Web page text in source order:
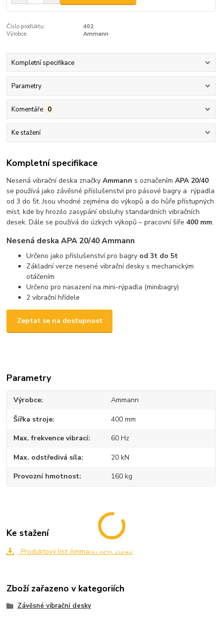
Číslo produktu:
402
Výrobce:
Ammann
Kompletní specifikace
Parametry
Komentáře 0
Ke stažení
Kompletní specifikace
Nesená vibrační deska značkyAmmann s označenímAPA 20/40
se používá jako závěsné příslušenství pro pásové bagry a rýpadla
od 3 do 5t. Jsou vhodné zejména do výkopů a do hůře přístupných
míst, kde by hrozilo zasypání obsluhy standardních vibračních
desek. Dále se používá do úzkých výkopů – pracovní šíře400 mm.
Nesená deska APA 20/40 Ammann
Určeno jako příslušenství pro bagry od 3t do 5t
Základní verze nesené vibrační desky s mechanickým
otáčením
Určeno pro nasazení na mini-rýpadla (minibagry)
2 vibrační hřídele
Zeptat se na dostupnost
Parametry
Výrobce Ammann
Šířka stroje 400 mm
Max. frekvence vibrací 60 Hz
Max. odstředivá síla 20 kN
Provozní hmotnost 160 kg
Ke stažení
Produktový list Ammann APA 20/40
Zboží zařazeno v kategoriích
Závěsné vibrační desky